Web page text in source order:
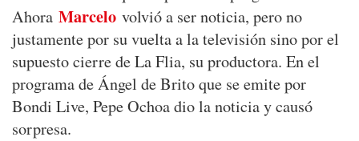
Ahora Marcelo volvió a ser noticia, pero no
justamente por su vuelta a la televisión sino por el
supuesto cierre de La Flia, su productora. En el
programa de Ángel de Brito que se emite por
Bondi Live, Pepe Ochoa dio la noticia y causó
sorpresa.